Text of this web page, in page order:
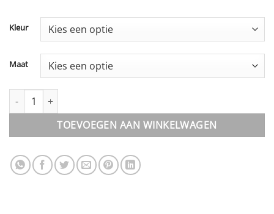
Kleur
Maat
Romper || Lange mouw aantal
TOEVOEGEN AAN WINKELWAGEN